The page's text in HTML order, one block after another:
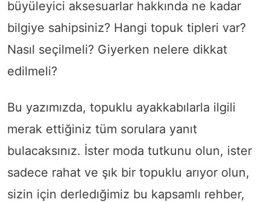
büyüleyici aksesuarlar hakkında ne kadar
bilgiye sahipsiniz? Hangi topuk tipleri var?
Nasıl seçilmeli? Giyerken nelere dikkat
edilmeli?
Bu yazımızda, topuklu ayakkabılarla ilgili
merak ettiğiniz tüm sorulara yanıt
bulacaksınız. İster moda tutkunu olun, ister
sadece rahat ve şık bir topuklu arıyor olun,
sizin için derledığimiz bu kapsamlı rehber,